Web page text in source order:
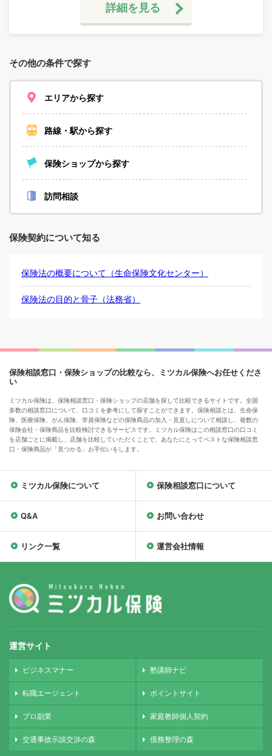
詳細を見る
その他の条件で探す
エリアから探す
路線・駅から探す
保険ショップから探す
訪問相談
保険契約について知る
保険法の概要について（生命保険文化センター）
保険法の目的と骨子（法務省）
保険相談窓口・保険ショップの比較なら、ミツカル保険へお任せくださ
い
ミツカル保険は、保険相談窓口・保険ショップの店舗を探して比較できるサイトです。全国
多数の相談窓口について、口コミを参考にして探すことができます。保険相談とは、生命保
険、医療保険、がん保険、学資保険などの保険商品の加入・見直しについて相談し、複数の
保険会社・保険商品を比較検討できるサービスです。ミツカル保険はこの相談窓口の口コミ
を店舗ごとに掲載し、店舗を比較していただくことで、あなたにとってベストな保険相談窓
口・保険商品が「見つかる」お手伝いをします。
ミツカル保険について 保険相談窓口について
Q&A お問い合わせ
リンク一覧 運営会社情報
運営サイト
ビジネスマナー 塾講師ナビ
転職エージェント ポイントサイト
プロ副業 家庭教師個人契約
交通事故示談交渉の森 債務整理の森